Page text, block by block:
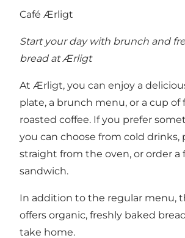
Café Ærligt
Start your day with brunch and
bread at Ærligt
At Ærligt, you can enjoy a
plate, a brunch menu, or a cup of
roasted coffee. If you prefer
you can choose from cold drinks,
straight from the oven, or order a
sandwich.
In addition to the regular menu,
offers organic, freshly baked
take home.